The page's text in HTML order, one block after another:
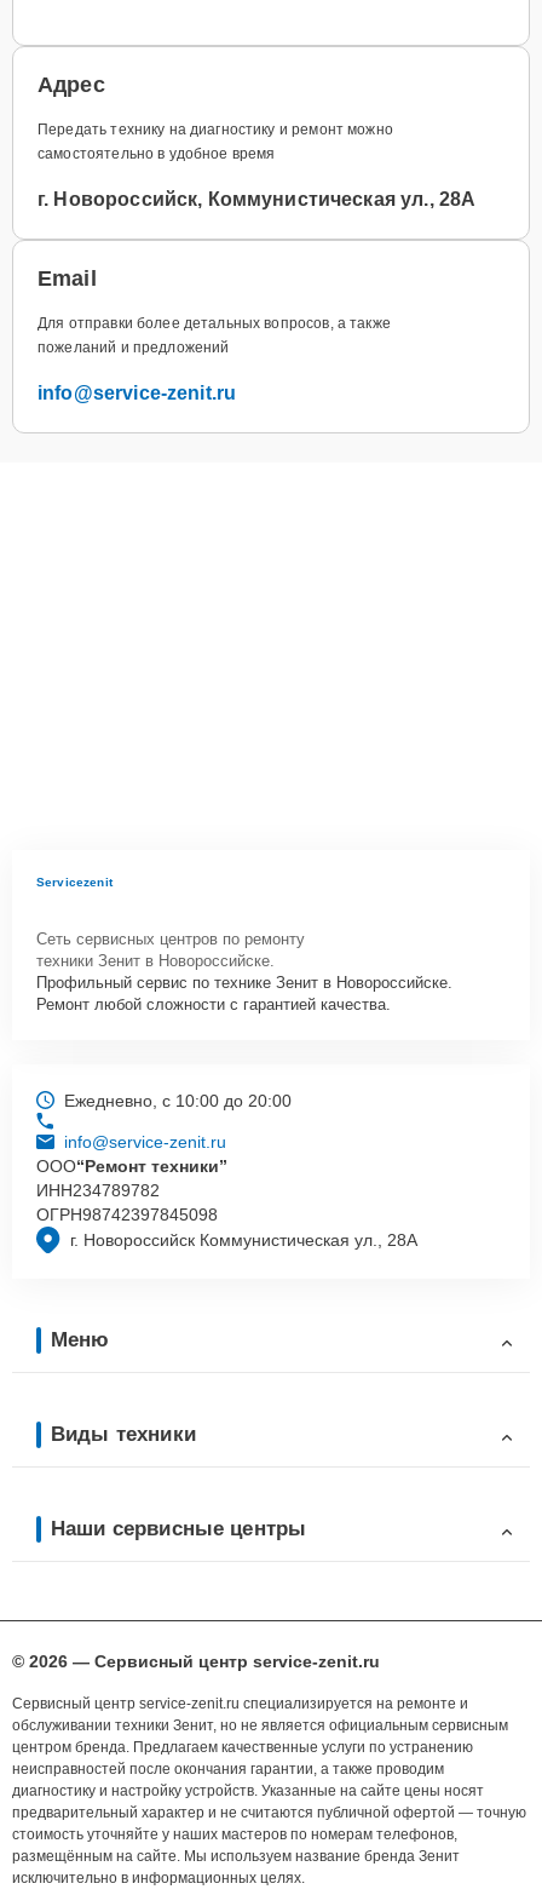
Адрес
Передать технику на диагностику и ремонт можно
самостоятельно в удобное время
г. Новороссийск, Коммунистическая ул., 28А
Email
Для отправки более детальных вопросов, а также
пожеланий и предложений
info@service-zenit.ru
Servicezenit
Сеть сервисных центров по ремонту
техники Зенит в Новороссийске.
Профильный сервис по технике Зенит в Новороссийске.
Ремонт любой сложности с гарантией качества.
г. Новороссийск Коммунистическая ул., 28А
Ежедневно, с 10:00 до 20:00
info@service-zenit.ru
ООО“Ремонт техники”
ИНН234789782
ОГРН98742397845098
Меню
Виды техники
Наши сервисные центры
© 2026 — Сервисный центр service-zenit.ru
Сервисный центр service-zenit.ru специализируется на ремонте и
обслуживании техники Зенит, но не является официальным сервисным
центром бренда. Предлагаем качественные услуги по устранению
неисправностей после окончания гарантии, а также проводим
диагностику и настройку устройств. Указанные на сайте цены носят
предварительный характер и не считаются публичной офертой — точную
стоимость уточняйте у наших мастеров по номерам телефонов,
размещённым на сайте. Мы используем название бренда Зенит
исключительно в информационных целях.